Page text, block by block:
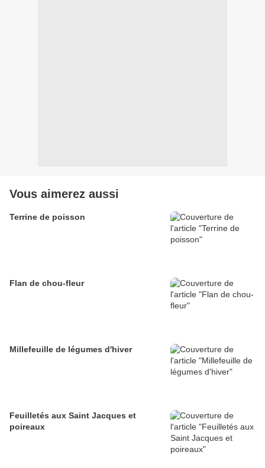
Vous aimerez aussi
Terrine de poisson
Flan de chou-fleur
Millefeuille de légumes d'hiver
Feuilletés aux Saint Jacques et
poireaux